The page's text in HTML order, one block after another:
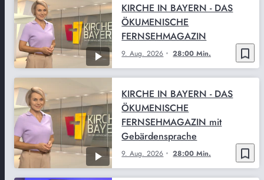
bookmark_border
9. Aug. 2026 28:00 Min.
KIRCHE IN BAYERN - DAS
ÖKUMENISCHE
FERNSEHMAGAZIN
bookmark_border
9. Aug. 2026 28:00 Min.
KIRCHE IN BAYERN - DAS
ÖKUMENISCHE
FERNSEHMAGAZIN mit
Gebärdensprache